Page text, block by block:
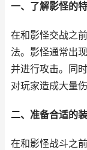
一、了解影怪的
在和影怪交战之
法。影怪通常出
并进行攻击。同
对玩家造成大量伤
二、准备合适的
在和影怪战斗之